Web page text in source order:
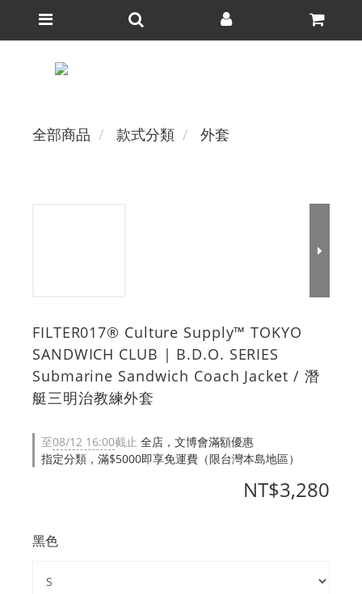
全部商品 款式分類 外套
FILTER017® Culture Supply™ TOKYO
SANDWICH CLUB | B.D.O. SERIES
Submarine Sandwich Coach Jacket / 潛
艇三明治教練外套
至08/12 16:00截止 全店，文博會滿額優惠
指定分類，滿$5000即享免運費（限台灣本島地區）
NT$3,280
黑色